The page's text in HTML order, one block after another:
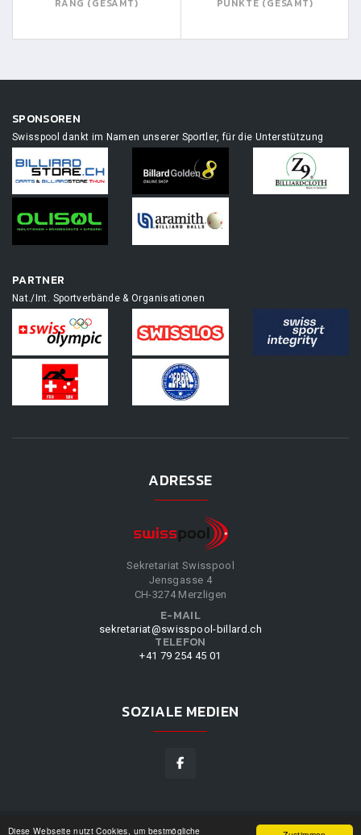
Diese Webseite nutzt Cookies, um bestmögliche
RANG (GESAMT) PUNKTE (GESAMT)
SPONSOREN
Swisspool dankt im Namen unserer Sportler, für die Unterstützung
PARTNER
Nat./Int. Sportverbände & Organisationen
ADRESSE
Sekretariat Swisspool
Jensgasse 4
CH-3274 Merzligen
E-MAIL
sekretariat@swisspool-billard.ch
TELEFON
+41 79 254 45 01
SOZIALE MEDIEN